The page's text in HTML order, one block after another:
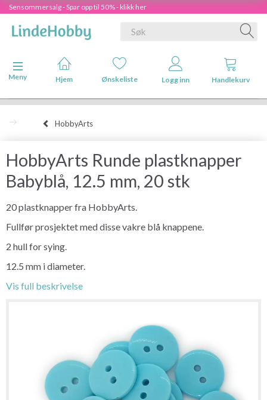
Sensommersalg - Spar opp til 50% - klikk her
Veksle navigasjon
Meny
Hjem Ønskeliste Logg inn Handlekurv
HobbyArts
HobbyArts Runde plastknapper
Babyblå, 12.5 mm, 20 stk
20 plastknapper fra HobbyArts.
Fullfør prosjektet med disse vakre blå knappene.
2 hull for sying.
12.5 mm i diameter.
Vis full beskrivelse